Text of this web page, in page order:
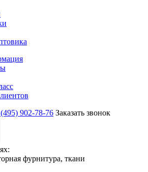
902-78-76 Заказать звонок
фурнитура, ткани